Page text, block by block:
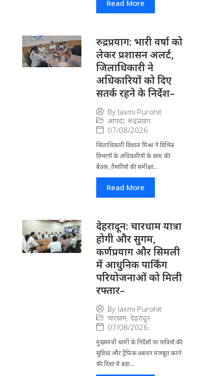
Read More
रुद्रप्रयाग: भारी वर्षा को
लेकर प्रशासन अलर्ट,
जिलाधिकारी ने
अधिकारियों को दिए
सतर्क रहने के निर्देश–
By laxmi Purohit
आपदा, रूद्रप्रयाग
07/08/2026
जिला​धिकारी विशाल मिश्रा ने वि​भिन्न
विभागों के अ​धिकारियों के साथ की
बैठक, तैयारियों की समीक्षा...
Read More
देहरादून: चारधाम यात्रा
होगी और सुगम,
कर्णप्रयाग और सिमली
में आधुनिक पार्किंग
परियोजनाओं को मिली
रफ्तार–
By laxmi Purohit
चारधाम, देहरादून
07/08/2026
मुख्यमंत्री धामी के निर्देशों पर यात्रियों की
सुविधा और ट्रैफिक प्रबंधन मजबूत करने
की दिशा में बड़ा...